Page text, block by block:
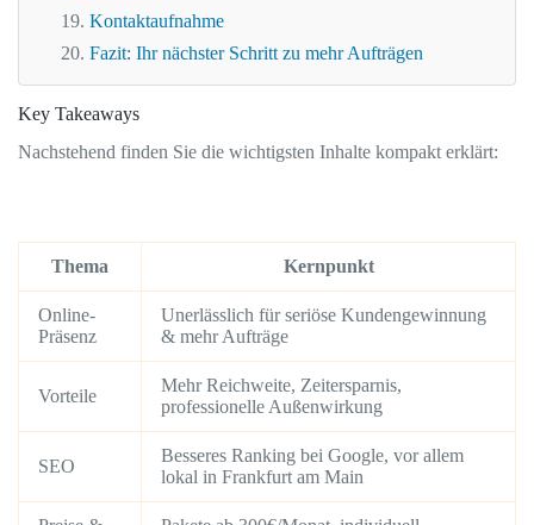
Kontaktaufnahme
Fazit: Ihr nächster Schritt zu mehr Aufträgen
Key Takeaways
Nachstehend finden Sie die wichtigsten Inhalte kompakt erklärt:
Thema Kernpunkt
Online-
Präsenz
Unerlässlich für seriöse Kundengewinnung
& mehr Aufträge
Vorteile
Mehr Reichweite, Zeitersparnis,
professionelle Außenwirkung
SEO
Besseres Ranking bei Google, vor allem
lokal in Frankfurt am Main